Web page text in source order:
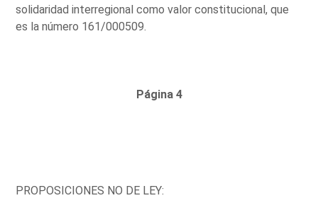
solidaridad interregional como valor constitucional, que
es la número 161/000509.
Página 4
PROPOSICIONES NO DE LEY: